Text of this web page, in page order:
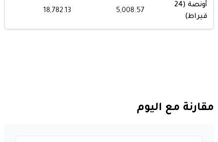
أونصة (24
قيراط)
5,008.57
18,782.13
مقارنة مع اليوم